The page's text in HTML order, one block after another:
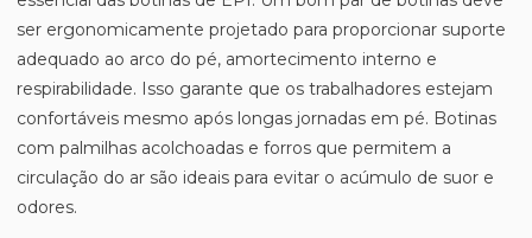
ser ergonomicamente projetado para proporcionar suporte
adequado ao arco do pé, amortecimento interno e
respirabilidade. Isso garante que os trabalhadores estejam
confortáveis mesmo após longas jornadas em pé. Botinas
com palmilhas acolchoadas e forros que permitem a
circulação do ar são ideais para evitar o acúmulo de suor e
odores.